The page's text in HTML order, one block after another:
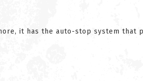
it has the auto-stop system that